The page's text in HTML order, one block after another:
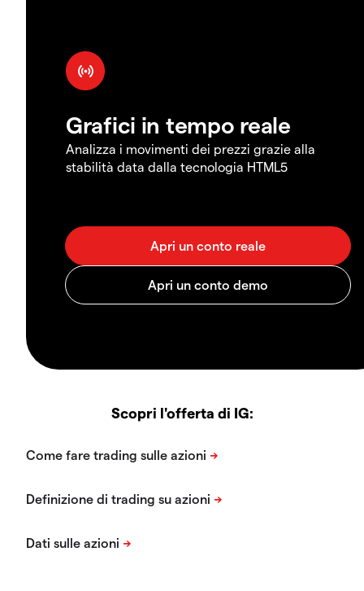
Grafici in tempo reale
Analizza i movimenti dei prezzi grazie alla
stabilità data dalla tecnologia HTML5
Scopri l'offerta di IG: